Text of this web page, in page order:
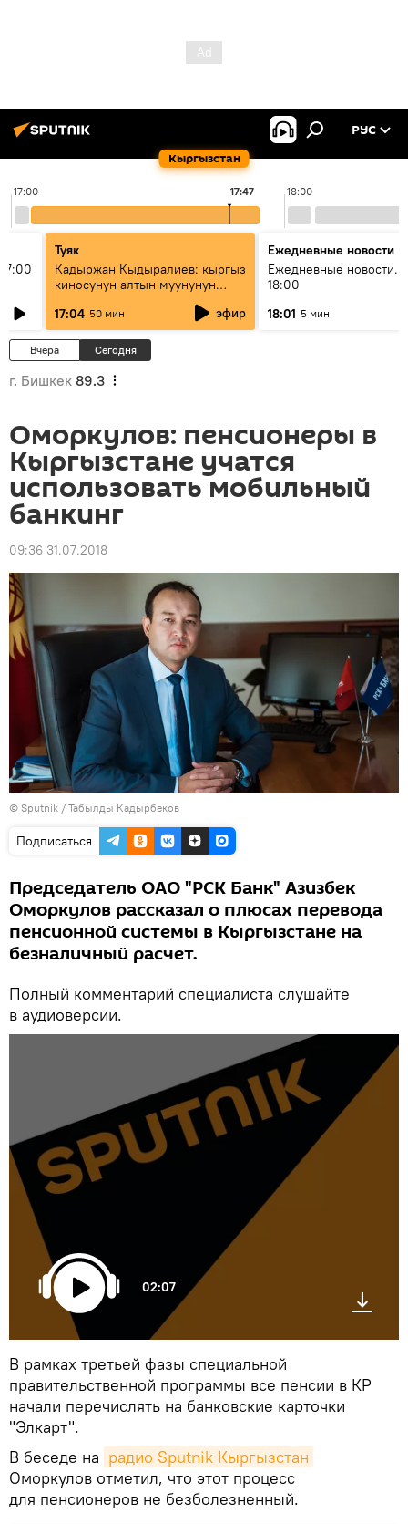
Кыргызстан
РУС
17:00 18:00
17:47
Туяк
Кадыржан Кыдыралиев: кыргыз
киносунун алтын муунунун
17:04 50 мин эфир
Ежедневные новости
Ежедневные новости.
18:00
18:01 5 мин
Вчера Сегодня
г. Бишкек 89.3
Оморкулов: пенсионеры в
Кыргызстане учатся
использовать мобильный
банкинг
09:36 31.07.2018
© Sputnik / Табылды Кадырбеков
Подписаться
Председатель ОАО "РСК Банк" Азизбек
Оморкулов рассказал о плюсах перевода
пенсионной системы в Кыргызстане на
безналичный расчет.
Полный комментарий специалиста слушайте
в аудиоверсии.
02:07
В рамках третьей фазы специальной
правительственной программы все пенсии в КР
начали перечислять на банковские карточки
"Элкарт".
В беседе на радио Sputnik Кыргызстан
Оморкулов отметил, что этот процесс
для пенсионеров не безболезненный.